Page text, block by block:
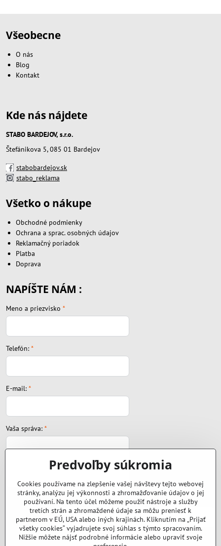
Všeobecne
O nás
Blog
Kontakt
Kde nás nájdete
STABO BARDEJOV, s.r.o.
Štefánikova 5, 085 01 Bardejov
stabobardejov.sk
stabo_reklama
Všetko o nákupe
Obchodné podmienky
Ochrana a sprac. osobných údajov
Reklamačný poriadok
Platba
Doprava
NAPÍŠTE NÁM :
Meno a priezvisko *
Telefón: *
E-mail: *
Vaša správa: *
Súbor:
Predvoľby súkromia
Cookies používame na zlepšenie vašej návštevy tejto webovej
stránky, analýzu jej výkonnosti a zhromažďovanie údajov o jej
používaní. Na tento účel môžeme použiť nástroje a služby
tretích strán a zhromaždené údaje sa môžu preniesť k
partnerom v EÚ, USA alebo iných krajinách. Kliknutím na „Prijať
všetky cookies“ vyjadrujete svoj súhlas s týmto spracovaním.
Nižšie môžete nájsť podrobné informácie alebo upraviť svoje